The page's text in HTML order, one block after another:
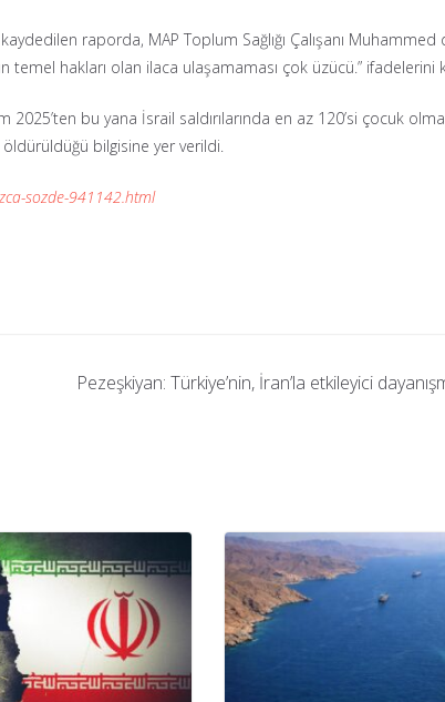
raporda, MAP Toplum Sağlığı Çalışanı Muhammed
hakları olan ilaca ulaşamaması çok üzücü.” ifadelerini
bu yana İsrail saldırılarında en az 120’si çocuk
öldürüldüğü bilgisine yer verildi.
sozde-941142.html
Pezeşkiyan: Türkiye’nin, İran’la etkileyici